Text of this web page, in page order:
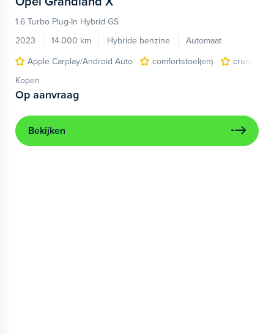
1.6 Turbo Plug-In Hybrid GS
2023
14.000 km Hybride benzine
Automaat
Apple Carplay/Android Auto
comfortstoel(en)
cruise
Kopen
Op aanvraag
Bekijken